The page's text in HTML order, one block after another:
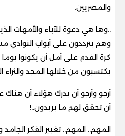
والمصريين.
..وها هي دعوة للآباء والأمهات
وهم يترددون على أبواب النوادي
كرة القدم على أمل أن يكونوا
يكتسبون من خلالها المجد والثراء
أرجو وأرجو أن يدرك هؤلاء أن هناك
أن تحقق لهم ما يريدون..!
المهم.. المهم.. تغيير الفكر الجامد